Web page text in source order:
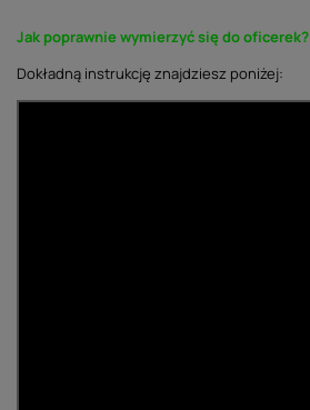
Jak poprawnie wymierzyć się do oficerek?
Dokładną instrukcję znajdziesz poniżej: